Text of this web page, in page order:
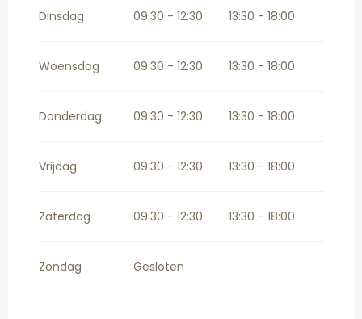
december 2026
Dinsdag 09:30 - 12:30 13:30 - 18:00
Woensdag 09:30 - 12:30 13:30 - 18:00
Donderdag 09:30 - 12:30 13:30 - 18:00
Vrijdag 09:30 - 12:30 13:30 - 18:00
Zaterdag 09:30 - 12:30 13:30 - 18:00
Zondag Gesloten